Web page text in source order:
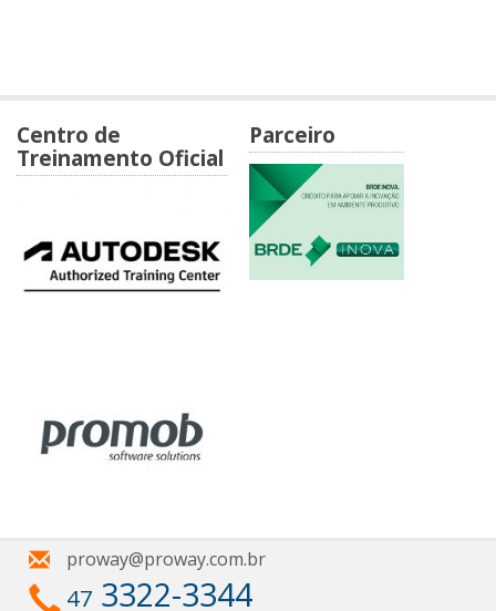
Centro de
Treinamento Oficial
Parceiro
proway@proway.com.br
47 3322-3344